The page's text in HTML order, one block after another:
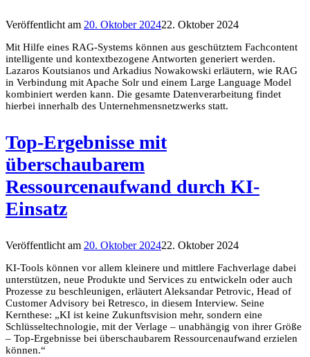
Veröffentlicht am 20. Oktober 202422. Oktober 2024
Mit Hilfe eines RAG-Systems können aus geschütztem Fachcontent
intelligente und kontextbezogene Antworten generiert werden.
Lazaros Koutsianos und Arkadius Nowakowski erläutern, wie RAG
in Verbindung mit Apache Solr und einem Large Language Model
kombiniert werden kann. Die gesamte Datenverarbeitung findet
hierbei innerhalb des Unternehmensnetzwerks statt.
Top-Ergebnisse mit
überschaubarem
Ressourcenaufwand durch KI-
Einsatz
Veröffentlicht am 20. Oktober 202422. Oktober 2024
KI-Tools können vor allem kleinere und mittlere Fachverlage dabei
unterstützen, neue Produkte und Services zu entwickeln oder auch
Prozesse zu beschleunigen, erläutert Aleksandar Petrovic, Head of
Customer Advisory bei Retresco, in diesem Interview. Seine
Kernthese: „KI ist keine Zukunftsvision mehr, sondern eine
Schlüsseltechnologie, mit der Verlage – unabhängig von ihrer Größe
– Top-Ergebnisse bei überschaubarem Ressourcenaufwand erzielen
können.“